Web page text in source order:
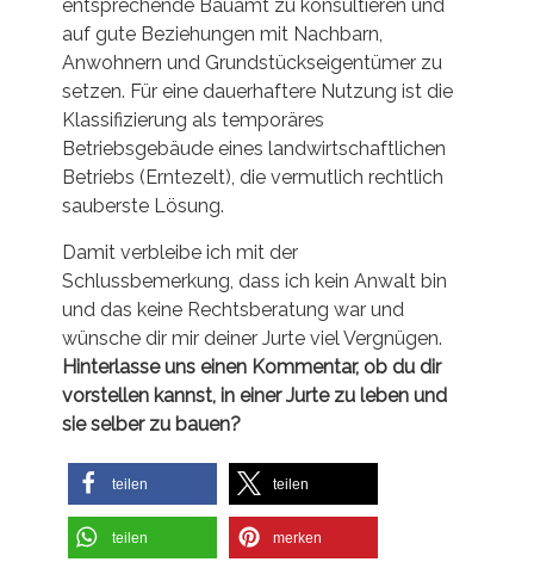
entsprechende Bauamt zu konsultieren und
auf gute Beziehungen mit Nachbarn,
Anwohnern und Grundstückseigentümer zu
setzen. Für eine dauerhaftere Nutzung ist die
Klassifizierung als temporäres
Betriebsgebäude eines landwirtschaftlichen
Betriebs (Erntezelt), die vermutlich rechtlich
sauberste Lösung.
Damit verbleibe ich mit der
Schlussbemerkung, dass ich kein Anwalt bin
und das keine Rechtsberatung war und
wünsche dir mir deiner Jurte viel Vergnügen.
Hinterlasse uns einen Kommentar, ob du dir
vorstellen kannst, in einer Jurte zu leben und
sie selber zu bauen?
teilen teilen
teilen merken